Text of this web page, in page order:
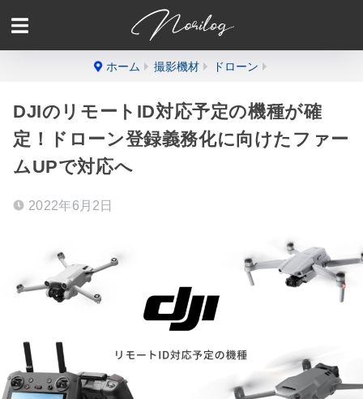
ホーム 撮影機材 ドローン
DJIのリモートID対応予定の機種が確
定！ドローン登録義務化に向けたファー
ムUPで対応へ
2022年6月2日